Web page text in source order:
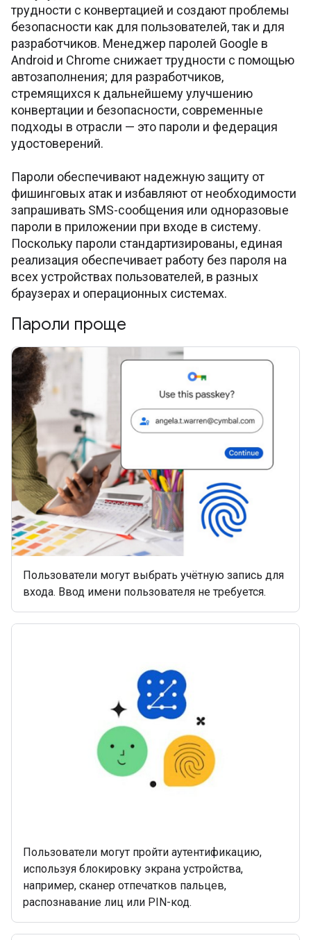
трудности с конвертацией и создают проблемы
безопасности как для пользователей, так и для
разработчиков. Менеджер паролей Google в
Android и Chrome снижает трудности с помощью
автозаполнения; для разработчиков,
стремящихся к дальнейшему улучшению
конвертации и безопасности, современные
подходы в отрасли — это пароли и федерация
удостоверений.
Пароли обеспечивают надежную защиту от
фишинговых атак и избавляют от необходимости
запрашивать SMS-сообщения или одноразовые
пароли в приложении при входе в систему.
Поскольку пароли стандартизированы, единая
реализация обеспечивает работу без пароля на
всех устройствах пользователей, в разных
браузерах и операционных системах.
Пароли проще
Пользователи могут выбрать учётную запись для
входа. Ввод имени пользователя не требуется.
Пользователи могут пройти аутентификацию,
используя блокировку экрана устройства,
например, сканер отпечатков пальцев,
распознавание лиц или PIN-код.